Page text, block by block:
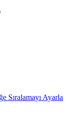
Sıralamayı Ayarla